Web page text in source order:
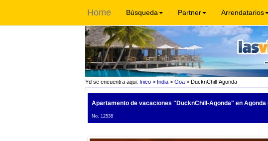
Home Búsqueda Partner Arrendatarios
Yd se encuentra aqui: Inico> India> Goa> DucknChill-Agonda
Apartamento de vacaciones "DucknChill-Agonda" en Agonda
No. 12538